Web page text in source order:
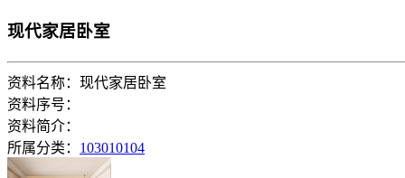
现代家居卧室
资料名称：现代家居卧室
资料序号：
资料简介：
所属分类： 103010104